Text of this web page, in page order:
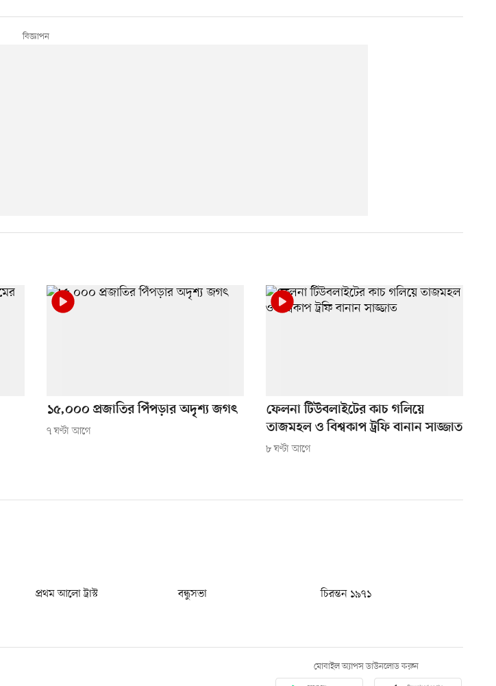
১৫,০০০ প্রজাতির পিঁপড়ার অদৃশ্য জগৎ
৭ ঘণ্টা আগে
ফেলনা টিউবলাইটের কাচ গলিয়ে
তাজমহল ও বিশ্বকাপ ট্রফি বানান সাজ্জাত
৮ ঘণ্টা আগে
প্রথম আলো ট্রাস্ট বন্ধুসভা
চিরন্তন ১৯৭১
মোবাইল অ্যাপস ডাউনলোড করুন